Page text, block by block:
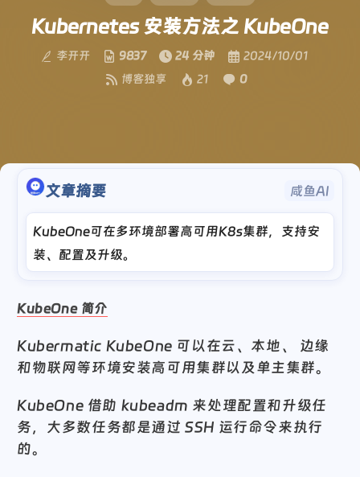
Kubernetes 安装方法之 KubeOne
李开开 9837 24 分钟
2024/10/01
博客独享
21 0
文章摘要 咸鱼AI
KubeOne可在多环境部署高可用K8s集群，支持安
装、配置及升级。
KubeOne 简介
Kubermatic KubeOne 可以在云、本地、 边缘
和物联网等环境安装高可用集群以及单主集群。
KubeOne 借助 kubeadm 来处理配置和升级任
务，大多数任务都是通过 SSH 运行命令来执行
的。